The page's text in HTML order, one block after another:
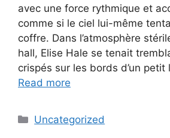
avec une force rythmique et
comme si le ciel lui-même
coffre. Dans l’atmosphère
hall, Elise Hale se tenait
crispés sur les bords d’un
Read more
Categories
Uncategorized